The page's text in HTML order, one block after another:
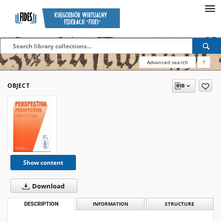
Advanced search ?
OBJECT
Show content
Download
DESCRIPTION INFORMATION STRUCTURE